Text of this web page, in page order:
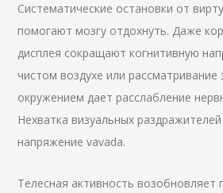
Систематические остановки от
помогают мозгу отдохнуть. Даже
дисплея сокращают когнитивную
чистом воздухе или
окружением дает расслабление
Нехватка визуальных
напряжение vavada.
Телесная активность возобновляет